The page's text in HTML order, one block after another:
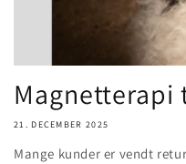
Magnetterapi
21. DECEMBER 2025
Mange kunder er vendt